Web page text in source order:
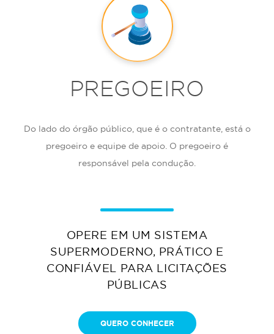
PREGOEIRO
Do lado do órgão público, que é o contratante, está o
pregoeiro e equipe de apoio. O pregoeiro é
responsável pela condução.
OPERE EM UM SISTEMA
SUPERMODERNO, PRÁTICO E
CONFIÁVEL PARA LICITAÇÕES
PÚBLICAS
QUERO CONHECER